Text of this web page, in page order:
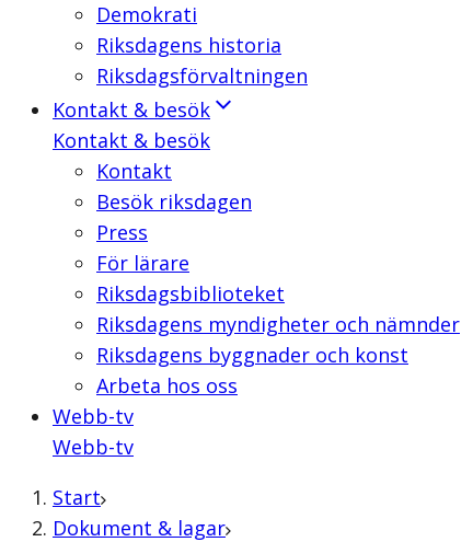
Demokrati
Riksdagens historia
Riksdagsförvaltningen
Kontakt & besök
Kontakt & besök
Kontakt
Besök riksdagen
Press
För lärare
Riksdagsbiblioteket
Riksdagens myndigheter och nämnder
Riksdagens byggnader och konst
Arbeta hos oss
Webb-tv
Webb-tv
Start
Dokument & lagar